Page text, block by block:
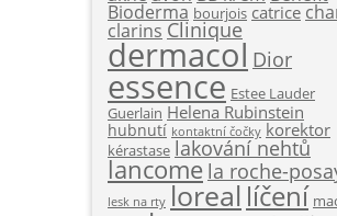
Bioderma bourjois catrice
clarins Clinique
dermacol Dior
essence Estee Lauder
Guerlain Helena Rubinstein
hubnutí kontaktní čočky korektor
kérastase lakování nehtů
lancome la roche-
lesk na rty loreal líčení